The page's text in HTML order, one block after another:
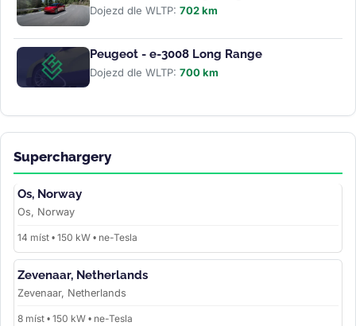
Dojezd dle WLTP: 702 km
Peugeot - e-3008 Long Range
Dojezd dle WLTP: 700 km
Superchargery
Os, Norway
Os, Norway
14 míst • 150 kW • ne-Tesla
Zevenaar, Netherlands
Zevenaar, Netherlands
8 míst • 150 kW • ne-Tesla